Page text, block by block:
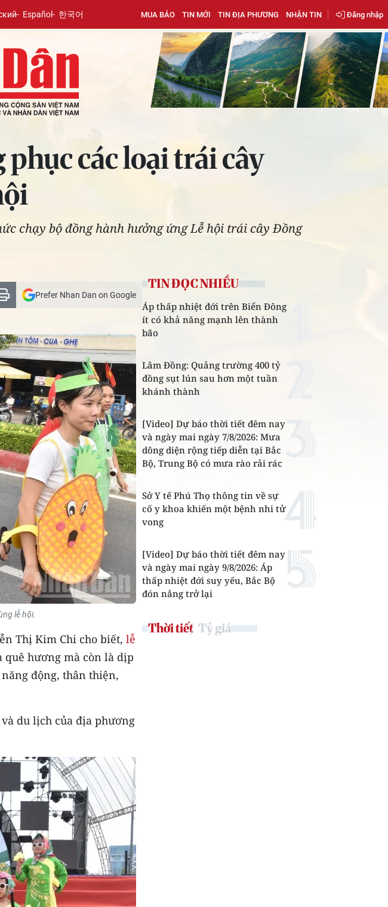
Español 한국어 MUA BÁO TIN MỚI TIN ĐỊA PHƯƠNG NHẬN TIN Đăng nhập
các loại trái cây
chạy bộ đồng hành hưởng ứng Lễ hội trái cây Đồng
Prefer Nhan Dan on Google
lễ hội.
Thị Kim Chi cho biết, lễ
hương mà còn là dịp
động, thân thiện,
du lịch của địa phương
TIN ĐỌC NHIỀU
Áp thấp nhiệt đới trên Biển Đông
ít có khả năng mạnh lên thành
bão
Lâm Đồng: Quảng trường 400 tỷ
đồng sụt lún sau hơn một tuần
khánh thành
[Video] Dự báo thời tiết đêm nay
và ngày mai ngày 7/8/2026: Mưa
dông diện rộng tiếp diễn tại Bắc
Bộ, Trung Bộ có mưa rào rải rác
Sở Y tế Phú Thọ thông tin về sự
cố y khoa khiến một bệnh nhi tử
vong
[Video] Dự báo thời tiết đêm nay
và ngày mai ngày 9/8/2026: Áp
thấp nhiệt đới suy yếu, Bắc Bộ
đón nắng trở lại
Thời tiết Tỷ giá